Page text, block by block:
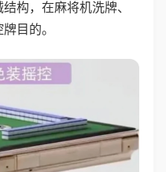
构，在麻将机洗牌、
目的。